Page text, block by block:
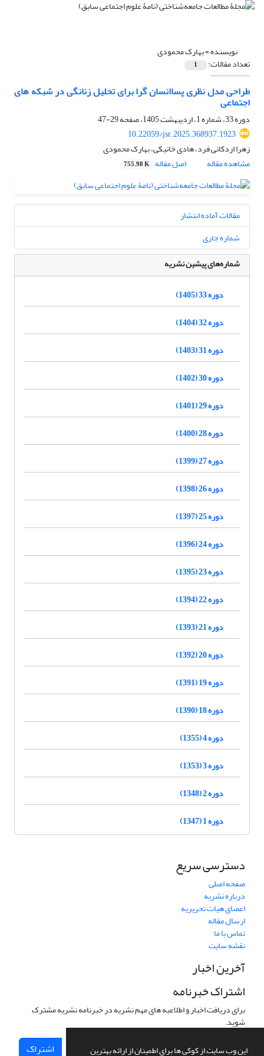
این وب سایت از کوکی ها برای اطمینان از ارائه بهترین
نویسنده =بهارک محمودی
تعداد مقالات: 1
طراحی مدل نظری پساانسان گرا برای تحلیل زنانگی در شبکه های
اجتماعی
دوره 33، شماره 1، اردیبهشت 1405، صفحه
29-47
10.22059/jsr.2025.368937.1923
زهرا اردکانی فرد، هادی خانیکی، بهارک محمودی
مشاهده مقاله
اصل مقاله 755.98 K
مقالات آماده انتشار
شماره جاری
شماره‌های پیشین نشریه
دوره 33 (1405)
دوره 32 (1404)
دوره 31 (1403)
دوره 30 (1402)
دوره 29 (1401)
دوره 28 (1400)
دوره 27 (1399)
دوره 26 (1398)
دوره 25 (1397)
دوره 24 (1396)
دوره 23 (1395)
دوره 22 (1394)
دوره 21 (1393)
دوره 20 (1392)
دوره 19 (1391)
دوره 18 (1390)
دوره 4 (1355)
دوره 3 (1353)
دوره 2 (1348)
دوره 1 (1347)
دسترسی سریع
صفحه اصلی
درباره نشریه
اعضای هیات تحریریه
ارسال مقاله
تماس با ما
نقشه سایت
آخرین اخبار
اشتراک خبرنامه
برای دریافت اخبار و اطلاعیه های مهم نشریه در خبرنامه نشریه مشترک
شوید.
اشتراک